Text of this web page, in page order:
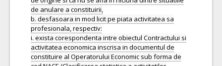
de anulare a constituirii,
b. desfasoara in mod licit pe piata activitatea sa
profesionala, respectiv:
i. exista corespondenta intre obiectul Contractului si
activitatea economica inscrisa in documentul de
constituire al Operatorului Economic sub forma de